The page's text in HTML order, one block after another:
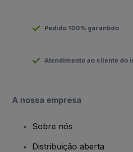
Pedido 100% garantido
Atendimento ao cliente do
A nossa empresa
Sobre nós
Distribuição aberta